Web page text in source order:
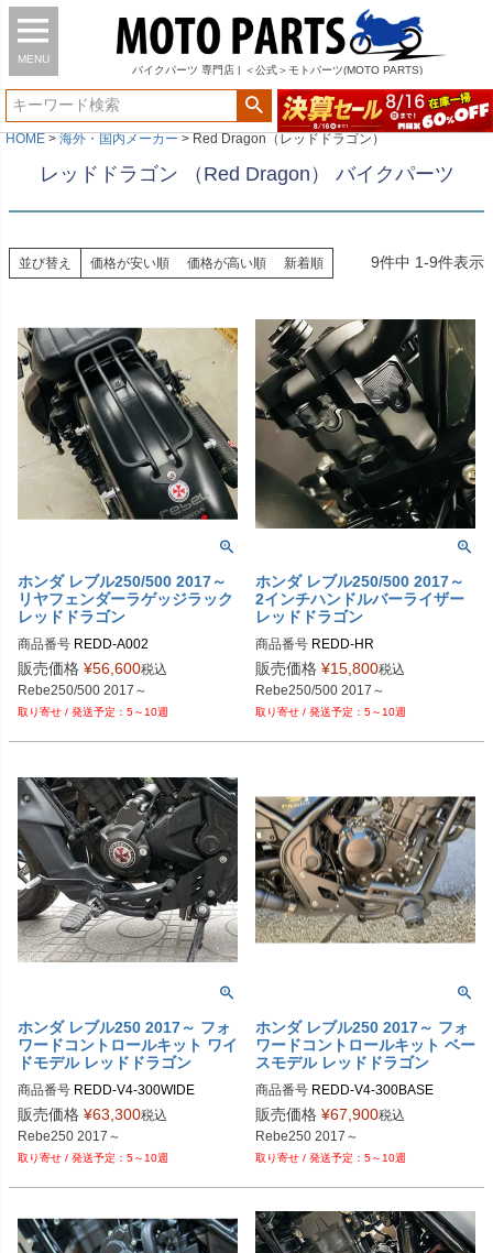
MENU
バイク パーツ 専門店 | ＜公式＞モトパーツ(MOTO PARTS)
HOME 海外・国内メーカー Red Dragon（レッドドラゴン）
レッドドラゴン （Red Dragon） バイクパーツ
並び替え 価格が安い順 価格が高い順 新着順 9件中 1-9件表示
ホンダ レブル250/500 2017～
リヤフェンダーラゲッジラック
レッドドラゴン
商品番号 REDD-A002
A002
販売価格 ¥56,600税込
Rebe250/500 2017～
5～10週
ホンダ レブル250/500 2017～
2インチハンドルバーライザー
レッドドラゴン
商品番号 REDD-HR
HR
販売価格 ¥15,800税込
Rebe250/500 2017～
5～10週
ホンダ レブル250 2017～ フォ
ワードコントロールキット ワイ
ドモデル レッドドラゴン
商品番号 REDD-V4-300WIDE
V4/300 Wide
販売価格 ¥63,300税込
Rebe250 2017～
5～10週
ホンダ レブル250 2017～ フォ
ワードコントロールキット ベー
スモデル レッドドラゴン
商品番号 REDD-V4-300BASE
V4/300 Base
販売価格 ¥67,900税込
Rebe250 2017～
5～10週